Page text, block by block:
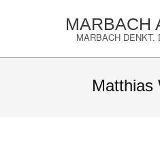
MARBACH
MARBACH DENKT.
Matthias